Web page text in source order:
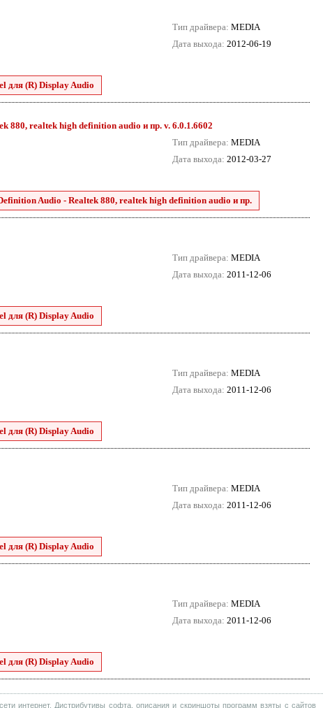
Тип драйвера: MEDIA
Дата выхода: 2012-06-19
для (R) Display Audio
880, realtek high definition audio и пр. v. 6.0.1.6602
Тип драйвера: MEDIA
Дата выхода: 2012-03-27
Audio - Realtek 880, realtek high definition audio и пр.
Тип драйвера: MEDIA
Дата выхода: 2011-12-06
для (R) Display Audio
Тип драйвера: MEDIA
Дата выхода: 2011-12-06
для (R) Display Audio
Тип драйвера: MEDIA
Дата выхода: 2011-12-06
для (R) Display Audio
Тип драйвера: MEDIA
Дата выхода: 2011-12-06
для (R) Display Audio
интернет. Дистрибутивы софта, описания и скриншоты программ взяты с сайтов